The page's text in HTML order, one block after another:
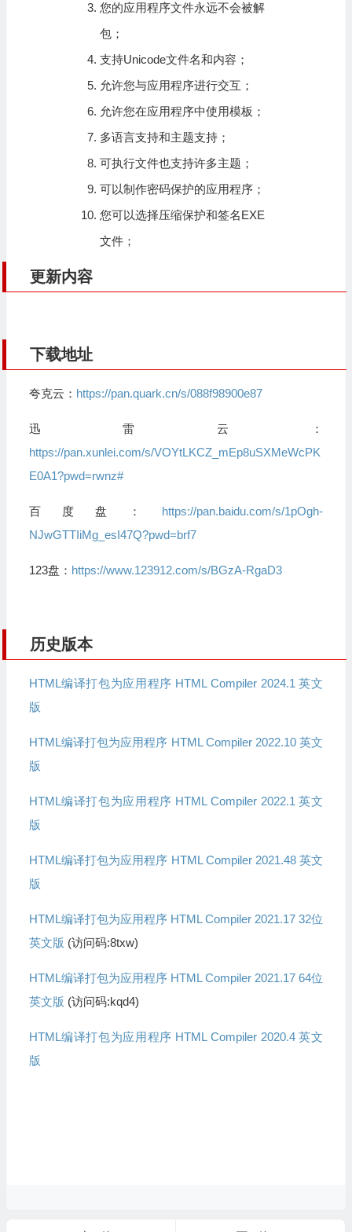
您的应用程序文件永远不会被解
包；
支持Unicode文件名和内容；
允许您与应用程序进行交互；
允许您在应用程序中使用模板；
多语言支持和主题支持；
可执行文件也支持许多主题；
可以制作密码保护的应用程序；
您可以选择压缩保护和签名EXE
文件；
更新内容
下载地址
夸克云： https://pan.quark.cn/s/088f98900e87
迅雷云：
https://pan.xunlei.com/s/VOYtLKCZ_mEp8uSXMeWcPK
E0A1?pwd=rwnz#
百度盘： https://pan.baidu.com/s/1pOgh-
NJwGTTIiMg_esI47Q?pwd=brf7
123盘： https://www.123912.com/s/BGzA-RgaD3
历史版本
HTML编译打包为应用程序 HTML Compiler 2024.1 英文
版
HTML编译打包为应用程序 HTML Compiler 2022.10 英文
版
HTML编译打包为应用程序 HTML Compiler 2022.1 英文
版
HTML编译打包为应用程序 HTML Compiler 2021.48 英文
版
HTML编译打包为应用程序 HTML Compiler 2021.17 32位
英文版 (访问码:8txw)
HTML编译打包为应用程序 HTML Compiler 2021.17 64位
英文版 (访问码:kqd4)
HTML编译打包为应用程序 HTML Compiler 2020.4 英文
版